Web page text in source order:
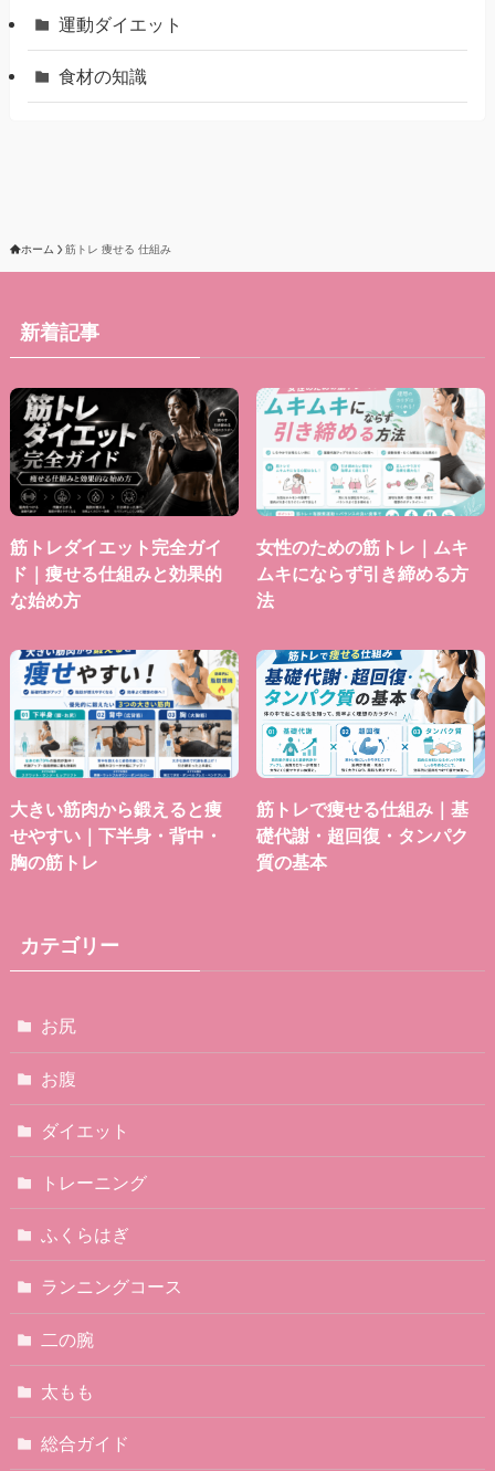
運動ダイエット
食材の知識
ホーム 筋トレ 痩せる 仕組み
新着記事
筋トレダイエット完全ガイ
ド｜痩せる仕組みと効果的
な始め方
女性のための筋トレ｜ムキ
ムキにならず引き締める方
法
大きい筋肉から鍛えると痩
せやすい｜下半身・背中・
胸の筋トレ
筋トレで痩せる仕組み｜基
礎代謝・超回復・タンパク
質の基本
カテゴリー
お尻
お腹
ダイエット
トレーニング
ふくらはぎ
ランニングコース
二の腕
太もも
総合ガイド